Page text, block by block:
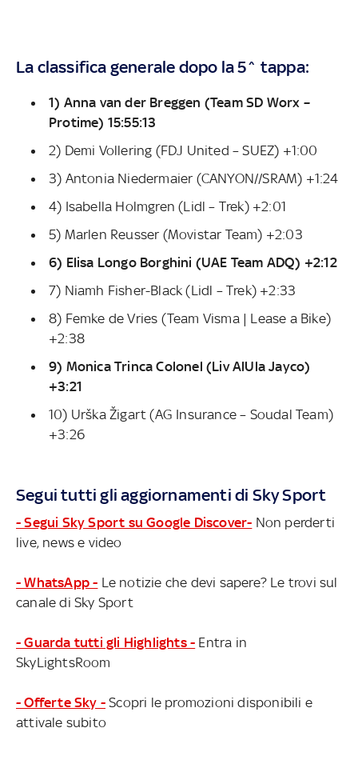
La classifica generale dopo la 5^ tappa:
1) Anna van der Breggen (Team SD Worx –
Protime) 15:55:13
2) Demi Vollering (FDJ United – SUEZ) +1:00
3) Antonia Niedermaier (CANYON//SRAM) +1:24
4) Isabella Holmgren (Lidl – Trek) +2:01
5) Marlen Reusser (Movistar Team) +2:03
6) Elisa Longo Borghini (UAE Team ADQ) +2:12
7) Niamh Fisher-Black (Lidl – Trek) +2:33
8) Femke de Vries (Team Visma | Lease a Bike)
+2:38
9) Monica Trinca Colonel (Liv AlUla Jayco)
+3:21
10) Urška Žigart (AG Insurance – Soudal Team)
+3:26
Segui tutti gli aggiornamenti di Sky Sport
- Segui Sky Sport su Google Discover- Non perderti
live, news e video
- WhatsApp - Le notizie che devi sapere? Le trovi sul
canale di Sky Sport
- Guarda tutti gli Highlights - Entra in
SkyLightsRoom
- Offerte Sky - Scopri le promozioni disponibili e
attivale subito